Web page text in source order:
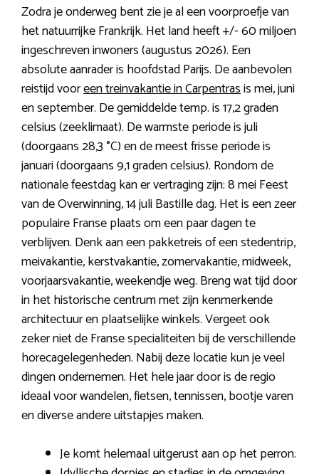
Zodra je onderweg bent zie je al een voorproefje van
het natuurrijke Frankrijk. Het land heeft +/- 60 miljoen
ingeschreven inwoners (augustus 2026). Een
absolute aanrader is hoofdstad Parijs. De aanbevolen
reistijd vooreen treinvakantie in Carpentrasis mei, juni
en september. De gemiddelde temp. is 17,2 graden
celsius (zeeklimaat). De warmste periode is juli
(doorgaans 28,3 °C) en de meest frisse periode is
januari (doorgaans 9,1 graden celsius). Rondom de
nationale feestdag kan er vertraging zijn: 8 mei Feest
van de Overwinning, 14 juli Bastille dag. Het is een zeer
populaire Franse plaats om een paar dagen te
verblijven. Denk aan een pakketreis of een stedentrip,
meivakantie, kerstvakantie, zomervakantie, midweek,
voorjaarsvakantie, weekendje weg. Breng wat tijd door
in het historische centrum met zijn kenmerkende
architectuur en plaatselijke winkels. Vergeet ook
zeker niet de Franse specialiteiten bij de verschillende
horecagelegenheden. Nabij deze locatie kun je veel
dingen ondernemen. Het hele jaar door is de regio
ideaal voor wandelen, fietsen, tennissen, bootje varen
en diverse andere uitstapjes maken.
Je komt helemaal uitgerust aan op het perron.